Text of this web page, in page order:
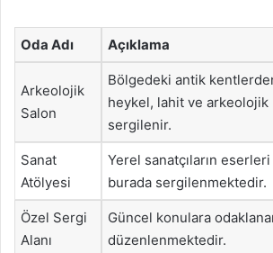
Oda Adı Açıklama
Arkeolojik
Salon
Bölgedeki antik
heykel, lahit ve
sergilenir.
Sanat
Atölyesi
Yerel sanatçıların
burada sergilenmektedir.
Özel Sergi
Alanı
Güncel konulara
düzenlenmektedir.